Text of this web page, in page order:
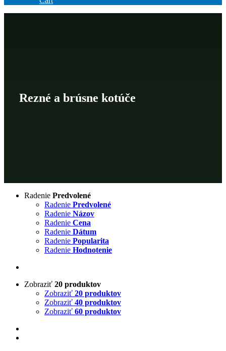
Rezné a brúsne kotúče
Radenie Predvolené
Radenie Predvolené
Radenie Názov
Radenie Cena
Radenie Dátum
Radenie Popularita
Radenie Hodnotenie
Zobraziť 20 produktov
Zobraziť 20 produktov
Zobraziť 40 produktov
Zobraziť 60 produktov